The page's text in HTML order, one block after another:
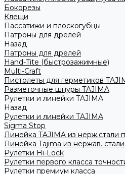
Бокорезы
Клещи
Пассатижи и плоскогубцы
Патроны для дрелей
Назад
Патроны для дрелей
Hand-Tite (быстрозажимные)
Multi-Craft
Пистолеты для герметиков
Разметочные шнуры TAJIMA
Рулетки и линейки TAJIMA
Назад
Рулетки и линейки TAJIMA
Sigma Stop
Линейка TAJIMA из нерж.стали
Линейка Tajima из нержав. стали
Рулетки Hi-Lock
Рулетки первого класса
Рулетки премиум класса